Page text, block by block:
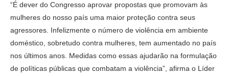
“É dever do Congresso aprovar propostas que promovam às
mulheres do nosso país uma maior proteção contra seus
agressores. Infelizmente o número de violência em ambiente
doméstico, sobretudo contra mulheres, tem aumentado no país
nos últimos anos. Medidas como essas ajudarão na formulação
de políticas públicas que combatam a violência”, afirma o Líder